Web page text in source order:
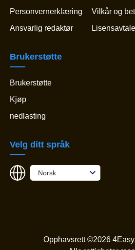
Personvernerklæring
Vilkår og
Ansvarlig redaktør
Brukerstøtte
Brukerstøtte
Kjøp
nedlasting
Velg ditt språk
Norsk
Opphavsrett ©2026